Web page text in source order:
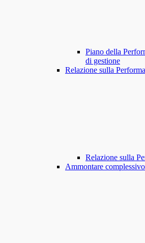
Piano della
di gestione
Relazione sulla
Relazione sulla
Ammontare